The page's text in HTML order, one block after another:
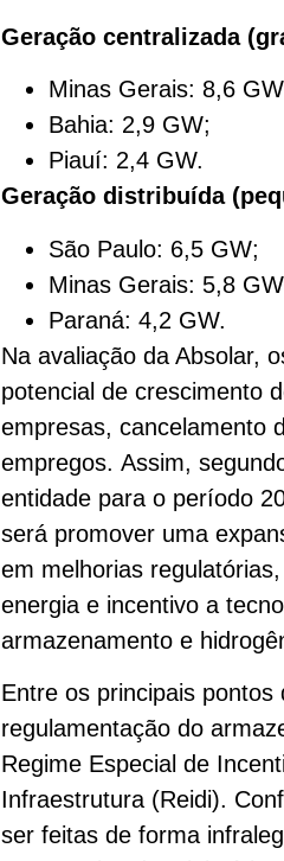
Geração centralizada
Minas Gerais: 8,6
Bahia: 2,9 GW;
Piauí: 2,4 GW.
Geração distribuída
São Paulo: 6,5 GW;
Minas Gerais: 5,8
Paraná: 4,2 GW.
Na avaliação da Absolar,
potencial de crescimento
empresas, cancelamento
empregos. Assim,
entidade para o período
será promover uma
em melhorias
energia e incentivo a
armazenamento e
Entre os principais
regulamentação do
Regime Especial de
Infraestrutura (Reidi).
ser feitas de forma